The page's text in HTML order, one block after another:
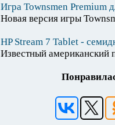
Игра Townsmen Premium
Новая версия игры
HP Stream 7 Tablet -
Известный американский